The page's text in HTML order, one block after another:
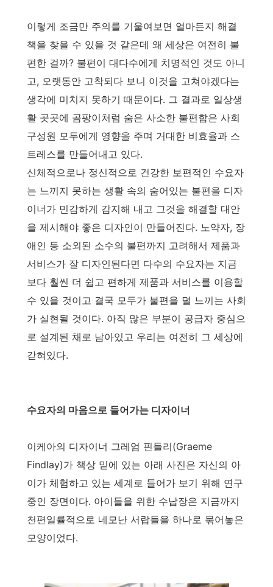
이렇게 조금만 주의를 기울여보면 얼마든지 해결
책을 찾을 수 있을 것 같은데 왜 세상은 여전히 불
편한 걸까? 불편이 대다수에게 치명적인 것도 아니
고, 오랫동안 고착되다 보니 이것을 고쳐야겠다는
생각에 미치지 못하기 때문이다. 그 결과로 일상생
활 곳곳에 곰팡이처럼 숨은 사소한 불편함은 사회
구성원 모두에게 영향을 주며 거대한 비효율과 스
트레스를 만들어내고 있다.
신체적으로나 정신적으로 건강한 보편적인 수요자
는 느끼지 못하는 생활 속의 숨어있는 불편을 디자
이너가 민감하게 감지해 내고 그것을 해결할 대안
을 제시해야 좋은 디자인이 만들어진다. 노약자, 장
애인 등 소외된 소수의 불편까지 고려해서 제품과
서비스가 잘 디자인된다면 다수의 수요자는 지금
보다 훨씬 더 쉽고 편하게 제품과 서비스를 이용할
수 있을 것이고 결국 모두가 불편을 덜 느끼는 사회
가 실현될 것이다. 아직 많은 부분이 공급자 중심으
로 설계된 채로 남아있고 우리는 여전히 그 세상에
갇혀있다.
수요자의 마음으로 들어가는 디자이너
이케아의 디자이너 그레엄 핀들리(Graeme
Findlay)가 책상 밑에 있는 아래 사진은 자신의 아
이가 체험하고 있는 세계로 들어가 보기 위해 연구
중인 장면이다. 아이들을 위한 수납장은 지금까지
천편일률적으로 네모난 서랍들을 하나로 묶어놓은
모양이었다.